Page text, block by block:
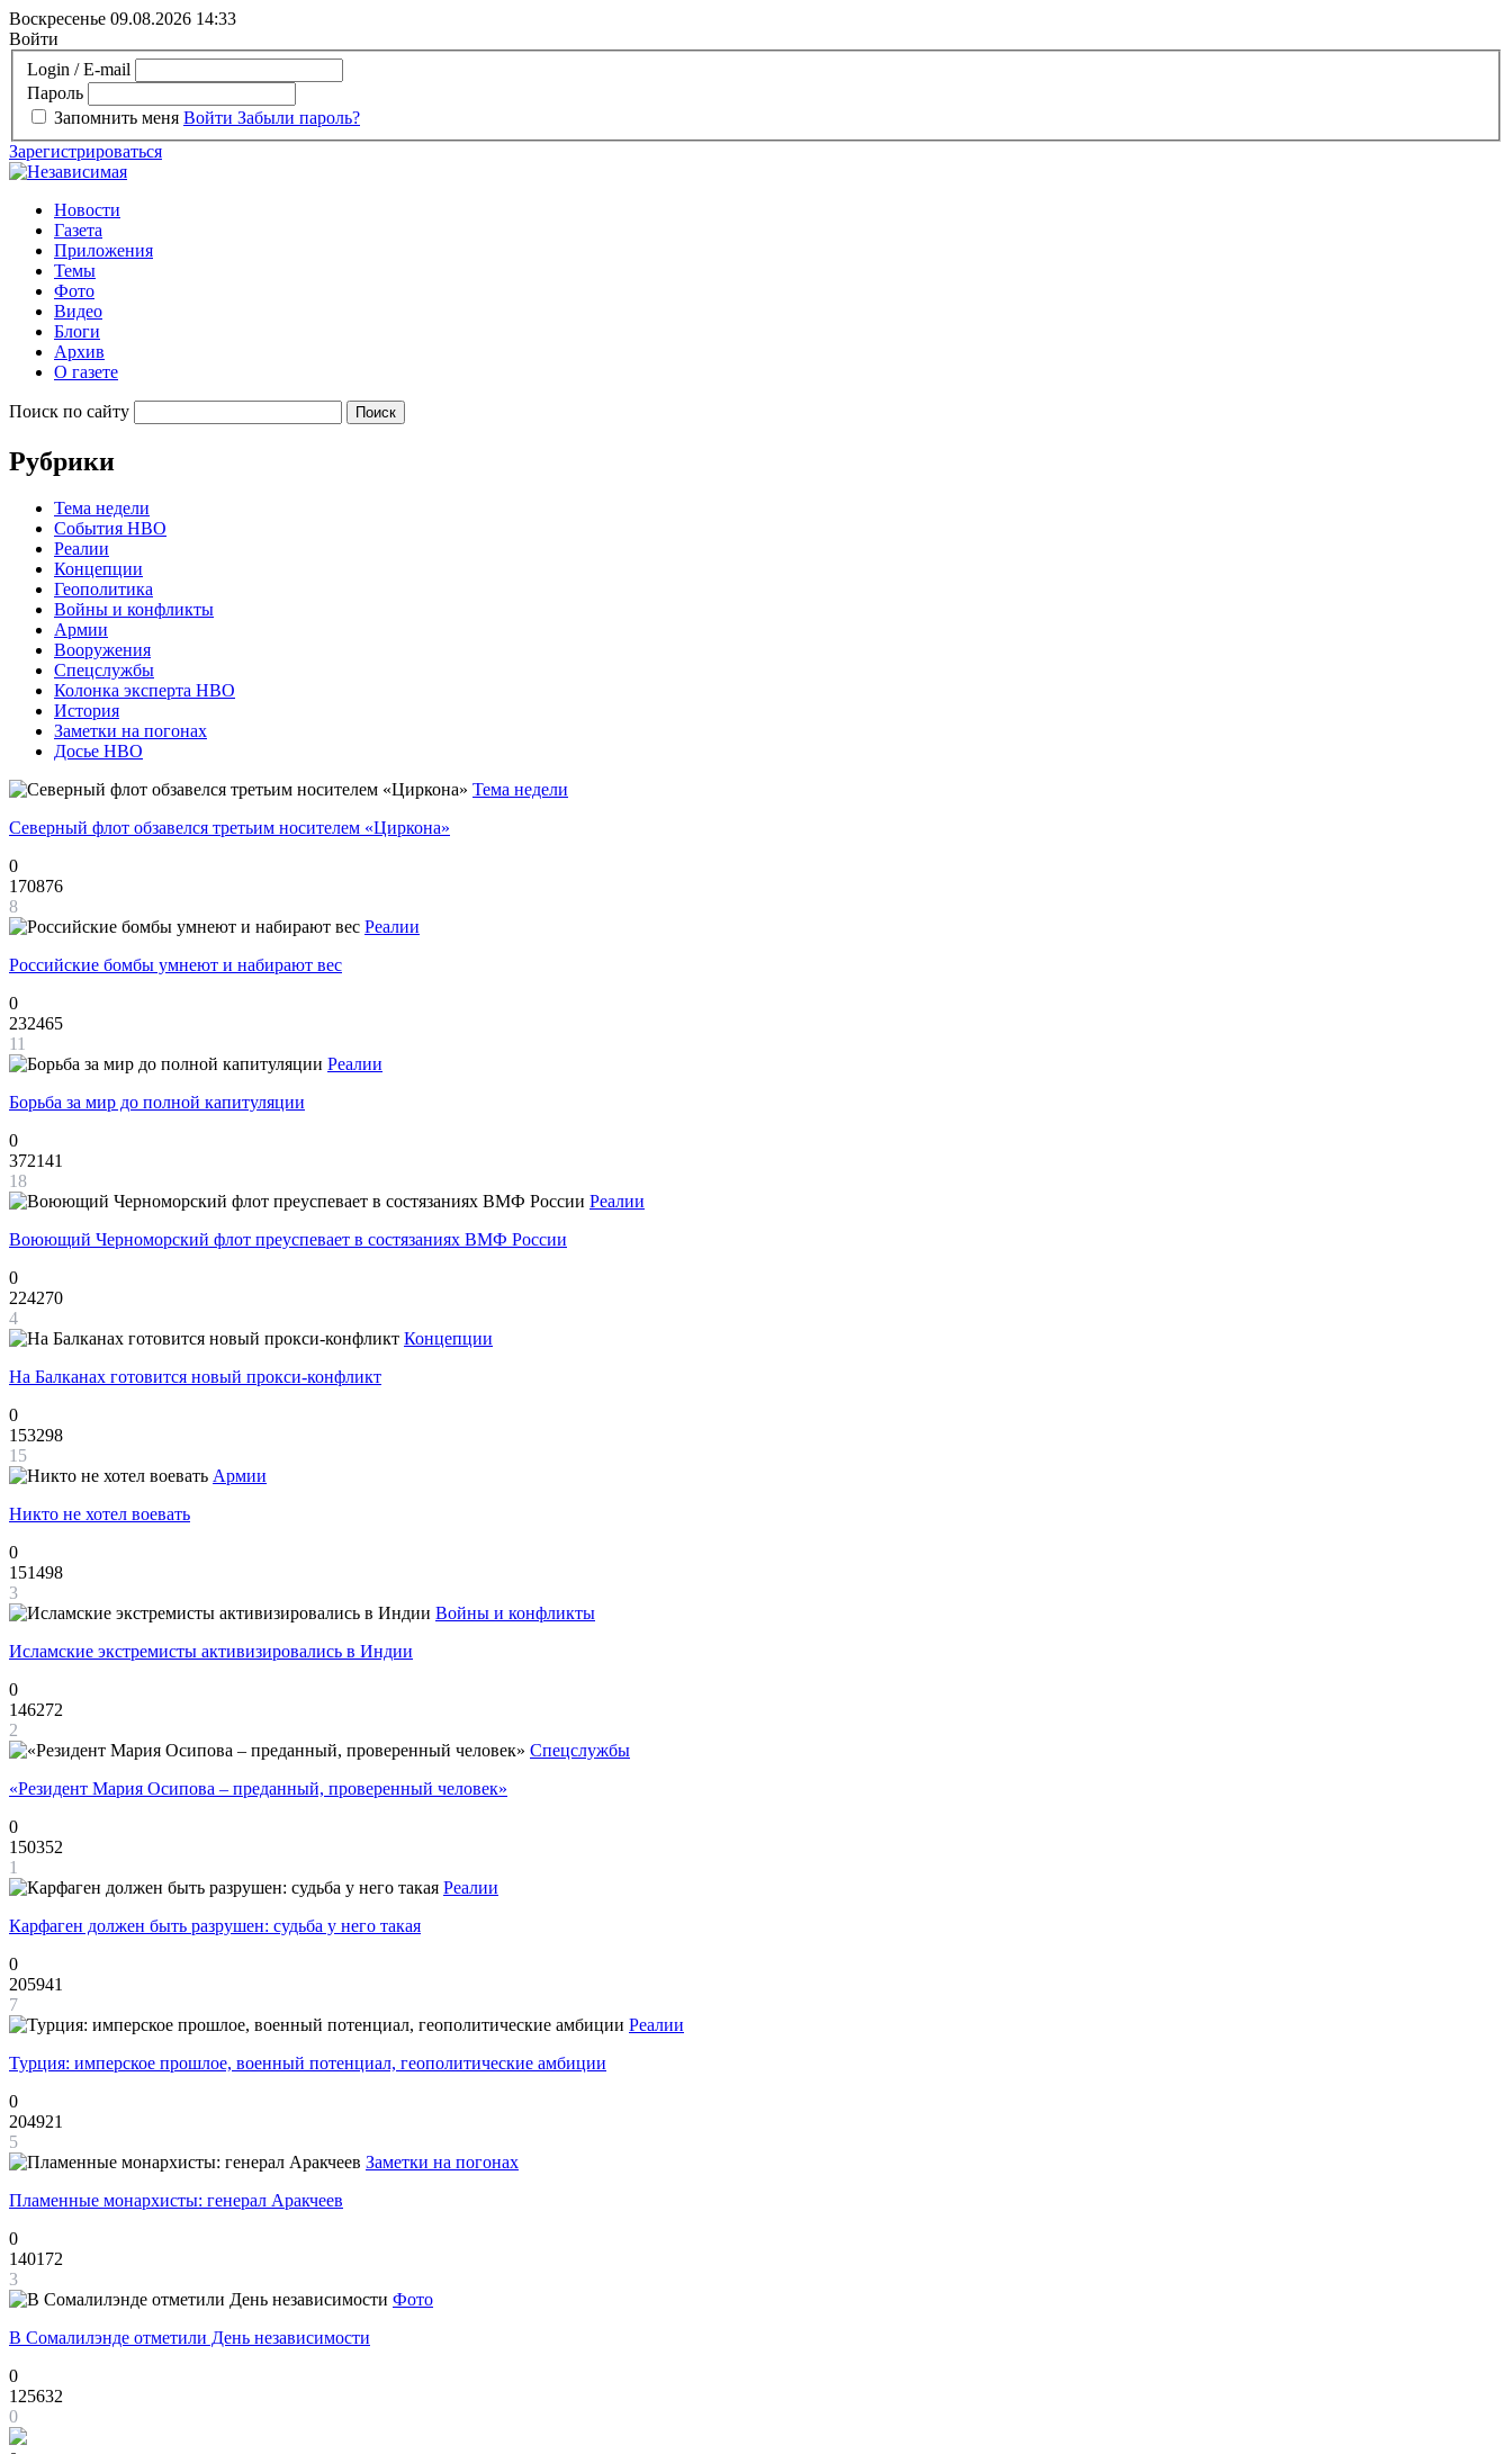
Воскресенье 09.08.2026 14:33
Войти
Login / E-mail
Пароль
Запомнить меня Войти Забыли пароль?
Зарегистрироваться
Новости
Газета
Приложения
Темы
Фото
Видео
Блоги
Архив
О газете
Поиск по сайту
Рубрики
Тема недели
События НВО
Реалии
Концепции
Геополитика
Войны и конфликты
Армии
Вооружения
Спецслужбы
Колонка эксперта НВО
История
Заметки на погонах
Досье НВО
Тема недели
Северный флот обзавелся третьим носителем «Циркона»
0
170876
8
Реалии
Российские бомбы умнеют и набирают вес
0
232465
11
Реалии
Борьба за мир до полной капитуляции
0
372141
18
Реалии
Воюющий Черноморский флот преуспевает в состязаниях ВМФ России
0
224270
4
Концепции
На Балканах готовится новый прокси-конфликт
0
153298
15
Армии
Никто не хотел воевать
0
151498
3
Войны и конфликты
Исламские экстремисты активизировались в Индии
0
146272
2
Спецслужбы
«Резидент Мария Осипова – преданный, проверенный человек»
0
150352
1
Реалии
Карфаген должен быть разрушен: судьба у него такая
0
205941
7
Реалии
Турция: имперское прошлое, военный потенциал, геополитические амбиции
0
204921
5
Заметки на погонах
Пламенные монархисты: генерал Аракчеев
0
140172
3
Фото
В Сомалилэнде отметили День независимости
0
125632
0